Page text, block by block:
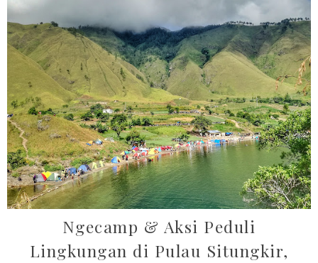
Ngecamp & Aksi Peduli
Lingkungan di Pulau Situngkir,